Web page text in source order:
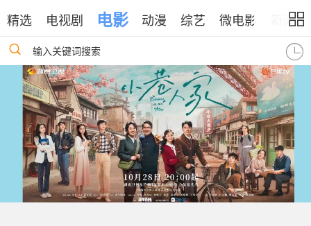
精选 电视剧 电影 动漫 综艺 微电影 新闻
输入关键词搜索